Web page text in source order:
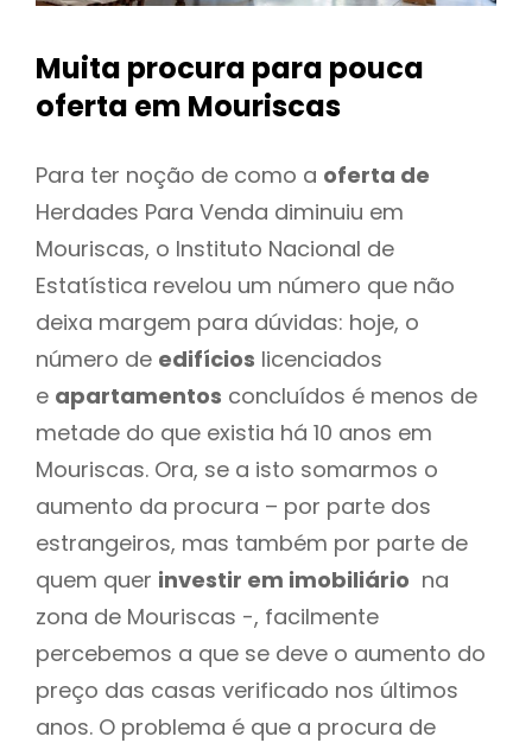
Muita procura para pouca
oferta em Mouriscas
Para ter noção de como a oferta de
Herdades Para Venda diminuiu em
Mouriscas, o Instituto Nacional de
Estatística revelou um número que não
deixa margem para dúvidas: hoje, o
número de edifícios licenciados
e apartamentos concluídos é menos de
metade do que existia há 10 anos em
Mouriscas. Ora, se a isto somarmos o
aumento da procura – por parte dos
estrangeiros, mas também por parte de
quem quer investir em imobiliário na
zona de Mouriscas -, facilmente
percebemos a que se deve o aumento do
preço das casas verificado nos últimos
anos. O problema é que a procura de